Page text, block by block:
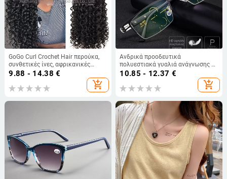
GoGo Curl Crochet Hair περούκα,
συνθετικές ίνες, αφρικανικές
πλεξούδες
9.88 - 14.38 €
add_shopping_cart
Ανδρικά προοδευτικά
πολυεστιακά γυαλιά ανάγνωσης με
διπλή χρήση για κοντά και μακριά
όραση, προστασία από μπλε φως
10.85 - 12.37 €
add_shopping_cart